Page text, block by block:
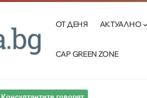
ОТ ДЕНЯ АКТУАЛНО
CAP GREEN ZONE